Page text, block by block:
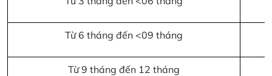
Từ 6 tháng đến <09 tháng
Từ 9 tháng đến 12 tháng